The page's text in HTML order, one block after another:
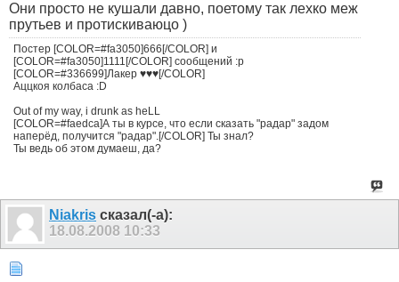
Они просто не кушали давно, поетому так лехко меж
прутьев и протискиваюцо )
Постер [COLOR=#fa3050]666[/COLOR] и
[COLOR=#fa3050]1111[/COLOR] сообщений :p
[COLOR=#336699]Лакер ♥♥♥[/COLOR]
Аццкоя колбаса :D
Out of my way, i drunk as heLL
[COLOR=#faedca]А ты в курсе, что если сказать "радар" задом
наперёд, получится "радар".[/COLOR] Ты знал?
Ты ведь об этом думаеш, да?
Niakris сказал(-а):
18.08.2008 10:33